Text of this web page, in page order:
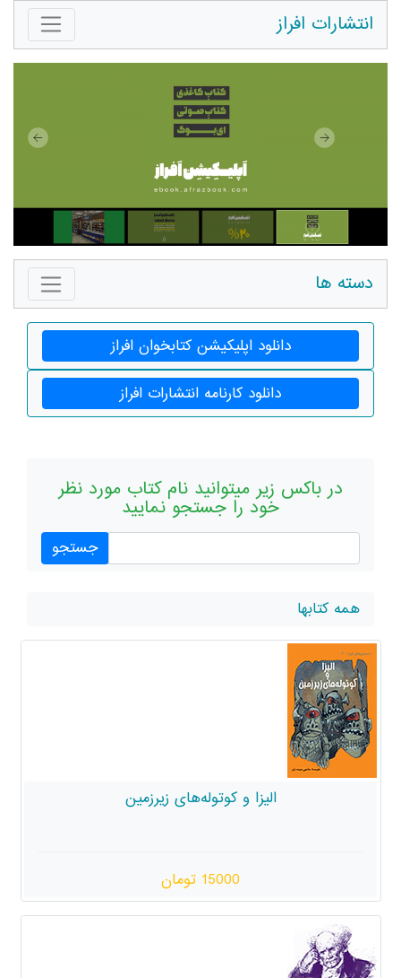
افراز
ها
دانلود اپلیکیشن کتابخوان افراز
دانلود کارنامه انتشارات افراز
در باکس زیر میتوانید نام کتاب مورد نظر
خود را جستجو نمایید
همه کتابها
الیزا و کوتوله‌های زیرزمین